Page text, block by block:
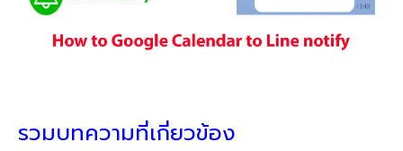
รวมบทความที่เกี่ยวข้อง